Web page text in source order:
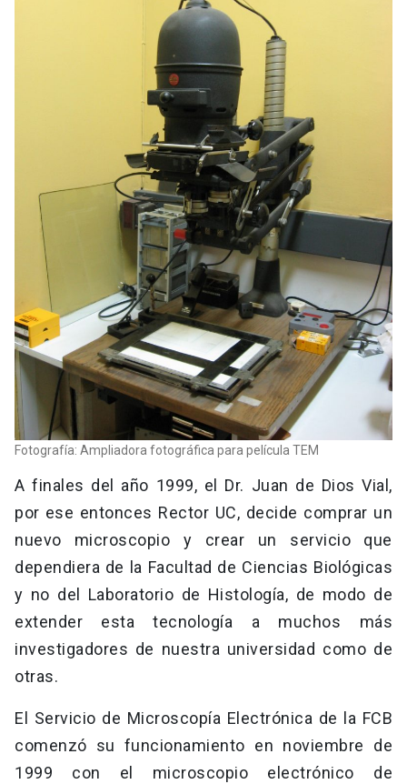
Fotografía: Ampliadora fotográfica para película TEM
A finales del año 1999, el Dr. Juan de Dios Vial,
por ese entonces Rector UC, decide comprar un
nuevo microscopio y crear un servicio que
dependiera de la Facultad de Ciencias Biológicas
y no del Laboratorio de Histología, de modo de
extender esta tecnología a muchos más
investigadores de nuestra universidad como de
otras.
El Servicio de Microscopía Electrónica de la FCB
comenzó su funcionamiento en noviembre de
1999 con el microscopio electrónico de